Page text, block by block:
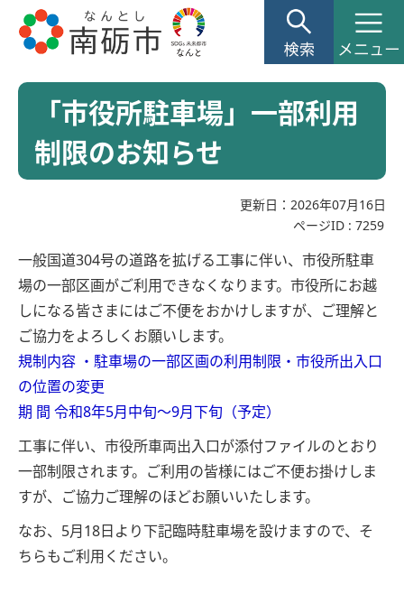
「市役所駐車場」一部利用
制限のお知らせ
更新日：2026年07月16日
ページID : 7259
一般国道304号の道路を拡げる工事に伴い、市役所駐車
場の一部区画がご利用できなくなります。市役所にお越
しになる皆さまにはご不便をおかけしますが、ご理解と
ご協力をよろしくお願いします。
規制内容 ・駐車場の一部区画の利用制限・市役所出入口
の位置の変更
期 間 令和8年5月中旬～9月下旬（予定）
工事に伴い、市役所車両出入口が添付ファイルのとおり
一部制限されます。ご利用の皆様にはご不便お掛けしま
すが、ご協力ご理解のほどお願いいたします。
なお、5月18日より下記臨時駐車場を設けますので、そ
ちらもご利用ください。